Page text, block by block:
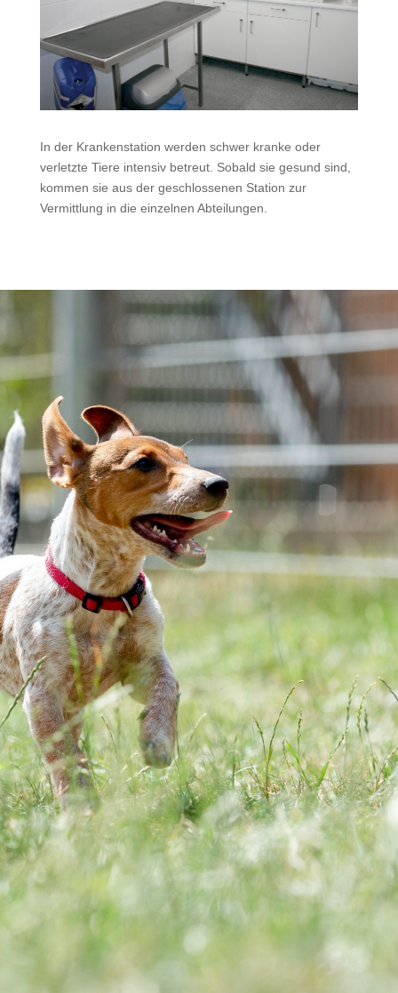
In der Krankenstation werden schwer kranke oder
verletzte Tiere intensiv betreut. Sobald sie gesund sind,
kommen sie aus der geschlossenen Station zur
Vermittlung in die einzelnen Abteilungen.